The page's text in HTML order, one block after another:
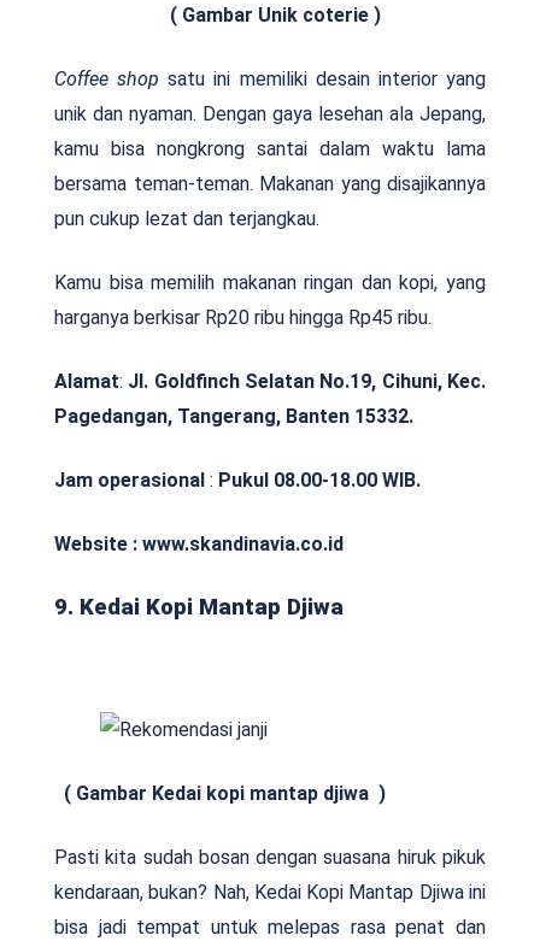
( Gambar Unik coterie )
Coffee shop satu ini memiliki desain interior yang
unik dan nyaman. Dengan gaya lesehan ala Jepang,
kamu bisa nongkrong santai dalam waktu lama
bersama teman-teman. Makanan yang disajikannya
pun cukup lezat dan terjangkau.
Kamu bisa memilih makanan ringan dan kopi, yang
harganya berkisar Rp20 ribu hingga Rp45 ribu.
Alamat: Jl. Goldfinch Selatan No.19, Cihuni, Kec.
Pagedangan, Tangerang, Banten 15332.
Jam operasional : Pukul 08.00-18.00 WIB.
Website : www.skandinavia.co.id
9. Kedai Kopi Mantap Djiwa
( Gambar Kedai kopi mantap djiwa )
Pasti kita sudah bosan dengan suasana hiruk pikuk
kendaraan, bukan? Nah, Kedai Kopi Mantap Djiwa ini
bisa jadi tempat untuk melepas rasa penat dan